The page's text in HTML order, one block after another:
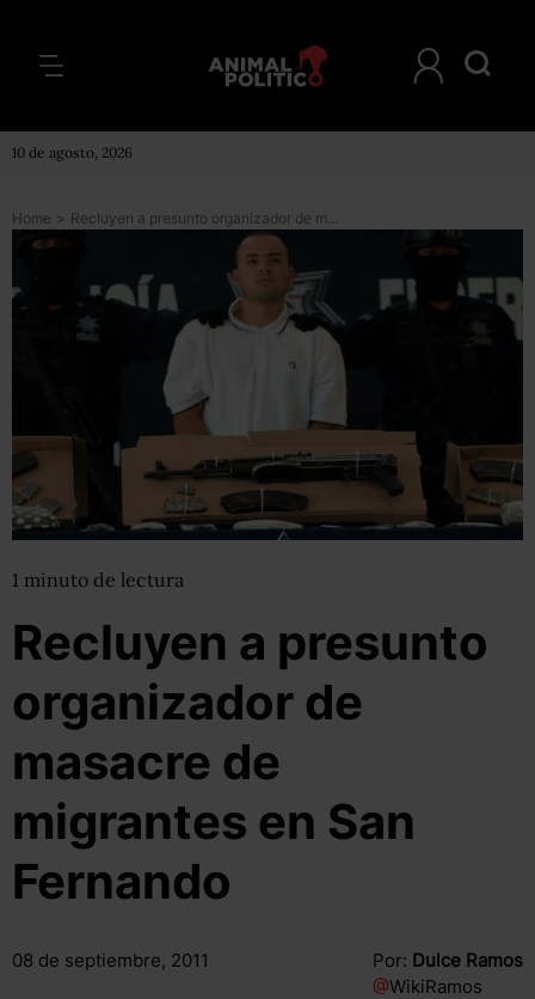
10 de agosto, 2026
Home > Recluyen a presunto organizador de masacre de migrantes en San Fernando
1 minuto de lectura
Recluyen a presunto
organizador de
masacre de
migrantes en San
Fernando
08 de septiembre, 2011 Por: Dulce Ramos
@WikiRamos